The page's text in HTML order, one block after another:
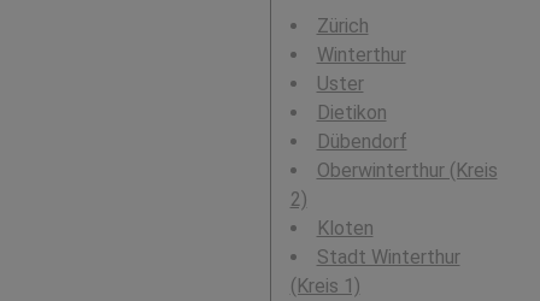
Zürich
Winterthur
Uster
Dietikon
Dübendorf
Oberwinterthur (Kreis
2)
Kloten
Stadt Winterthur
(Kreis 1)